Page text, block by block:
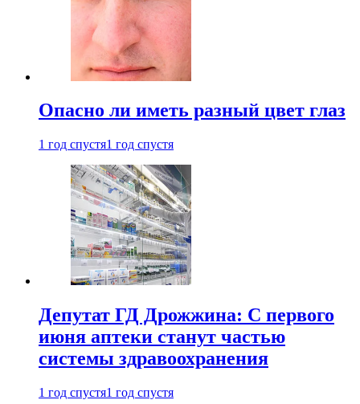
Опасно ли иметь разный цвет глаз
1 год спустя1 год спустя
Депутат ГД Дрожжина: С первого
июня аптеки станут частью
системы здравоохранения
1 год спустя1 год спустя